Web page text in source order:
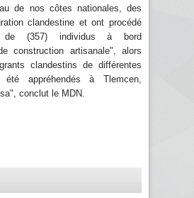
de nos côtes nationales, des
clandestine et ont procédé
de (357) individus à bord
construction artisanale", alors
clandestins de différentes
été appréhendés à Tlemcen,
conclut le MDN.